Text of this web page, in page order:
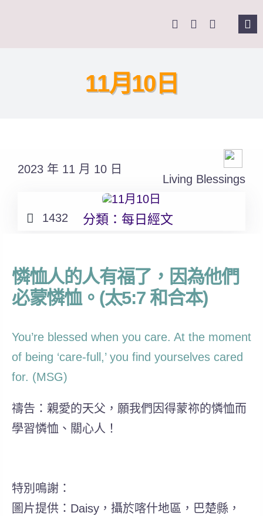
11月10日
2023 年 11 月 10 日
Living Blessings
1432 分類： 每日經文
憐恤人的人有福了，因為他們
必蒙憐恤。(太5:7 和合本)
You’re blessed when you care. At the moment
of being ‘care-full,’ you find yourselves cared
for. (MSG)
禱告：親愛的天父，願我們因得蒙祢的憐恤而
學習憐恤、關心人！
特別鳴謝：
圖片提供：Daisy，攝於喀什地區，巴楚縣，